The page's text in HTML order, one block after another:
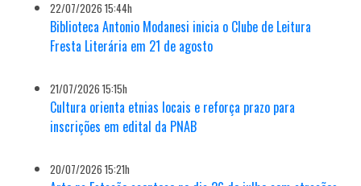
22/07/2026 15:44h
Biblioteca Antonio Modanesi inicia o Clube de Leitura
Fresta Literária em 21 de agosto
21/07/2026 15:15h
Cultura orienta etnias locais e reforça prazo para
inscrições em edital da PNAB
20/07/2026 15:21h